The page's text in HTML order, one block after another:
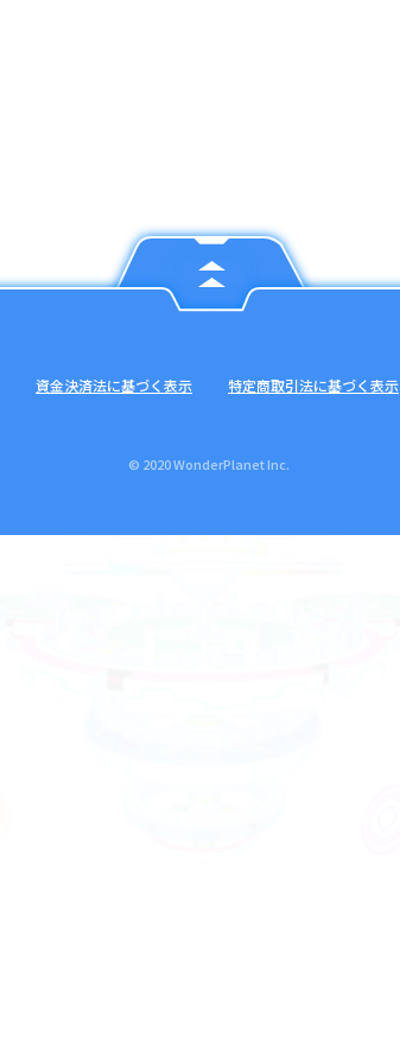
資金決済法に基づく表示 特定商取引法に基づく表示
© 2020 WonderPlanet Inc.